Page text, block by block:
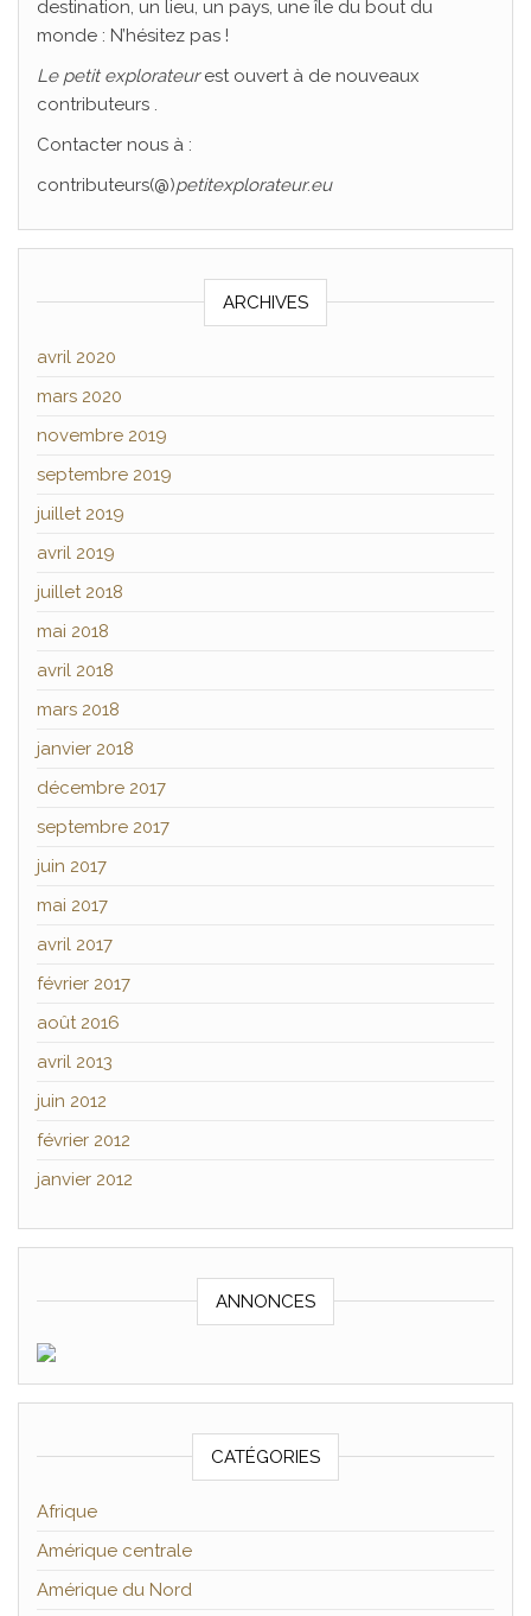
destination, un lieu, un pays, une île du bout du
monde : N’hésitez pas !
Le petit explorateurest ouvert à de nouveaux
contributeurs .
Contacter nous à :
contributeurs(@)petitexplorateur.eu
ARCHIVES
avril 2020
mars 2020
novembre 2019
septembre 2019
juillet 2019
avril 2019
juillet 2018
mai 2018
avril 2018
mars 2018
janvier 2018
décembre 2017
septembre 2017
juin 2017
mai 2017
avril 2017
février 2017
août 2016
avril 2013
juin 2012
février 2012
janvier 2012
ANNONCES
CATÉGORIES
Afrique
Amérique centrale
Amérique du Nord